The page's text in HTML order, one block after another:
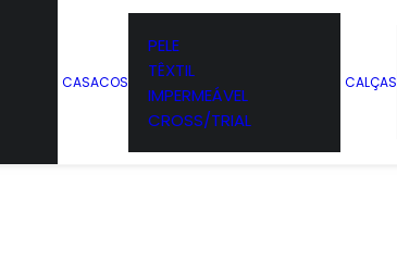
CASACOS
PELE
TÊXTIL
IMPERMEÁVEL
CROSS/TRIAL
CALÇAS